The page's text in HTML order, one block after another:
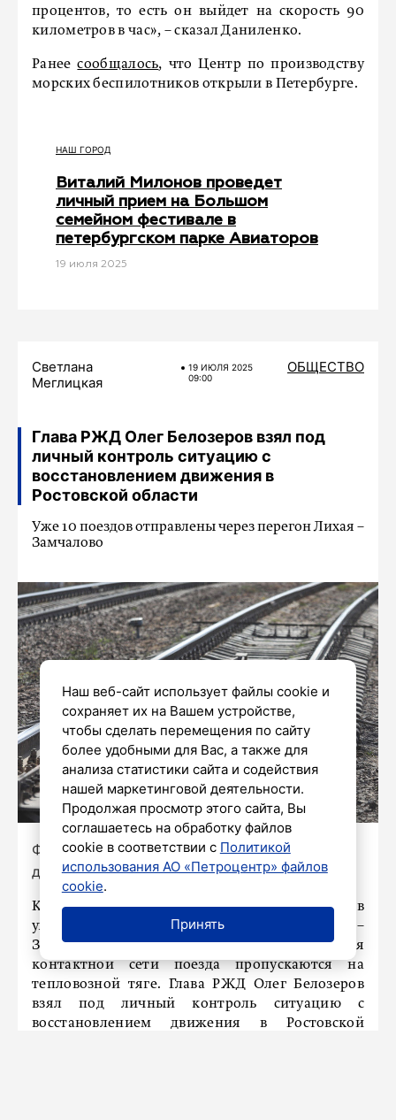
процентов, то есть он выйдет на скорость 90
километров в час», – сказал Даниленко.
Ранеесообщалось, что Центр по производству
морских беспилотников открыли в Петербурге.
НАШ ГОРОД
Виталий Милонов проведет
личный прием на Большом
семейном фестивале в
петербургском парке Авиаторов
19 июля 2025
Светлана
Меглицкая
19 ИЮЛЯ 2025
09:00
ОБЩЕСТВО
Глава РЖД Олег Белозеров взял под
личный контроль ситуацию с
восстановлением движения в
Ростовской области
Уже 10 поездов отправлены через перегон Лихая –
Замчалово
Фото: Дмитрий Фуфаев/«Петербургский
дневник»
Как сообщила пресс-служба РЖД, 10 поездов
уже были отправлены через перегон Лихая –
Замчалово. На время восстановления
контактной сети поезда пропускаются на
тепловозной тяге. Глава РЖД Олег Белозеров
взял под личный контроль ситуацию с
восстановлением движения в Ростовской
Наш веб-сайт использует файлы cookie и
сохраняет их на Вашем устройстве,
чтобы сделать перемещения по сайту
более удобными для Вас, а также для
анализа статистики сайта и содействия
нашей маркетинговой деятельности.
Продолжая просмотр этого сайта, Вы
соглашаетесь на обработку файлов
cookie в соответствии с Политикой
использования АО «Петроцентр» файлов
cookie.
Принять